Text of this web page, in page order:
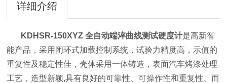
详细介绍
KDHSR-150XYZ 全自动端淬曲线测试硬度计是高新智
能产品，采用闭环式加载控制系统，试验力精度高，示值的
重复性及稳定性佳，壳体采用一体铸造，表面汽车烤漆处理
工艺，造型新颖,具有良好的可靠性、可操作性和重复性、而